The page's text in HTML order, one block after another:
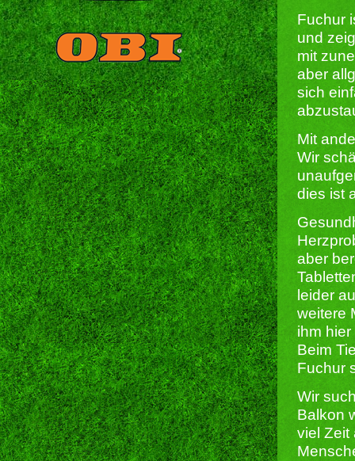
Fuchur
und
mit
aber
sich
Mit
Wir
dies ist
aber
leider
weitere
ihm
Beim
Fuchur
Wir
Balkon
viel Zeit